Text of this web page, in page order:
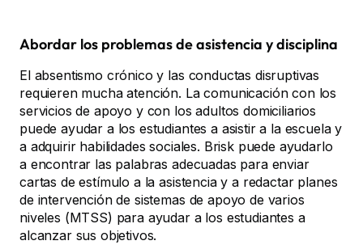
Abordar los problemas de asistencia y disciplina
El absentismo crónico y las conductas disruptivas
requieren mucha atención. La comunicación con los
servicios de apoyo y con los adultos domiciliarios
puede ayudar a los estudiantes a asistir a la escuela y
a adquirir habilidades sociales. Brisk puede ayudarlo
a encontrar las palabras adecuadas para enviar
cartas de estímulo a la asistencia y a redactar planes
de intervención de sistemas de apoyo de varios
niveles (MTSS) para ayudar a los estudiantes a
alcanzar sus objetivos.